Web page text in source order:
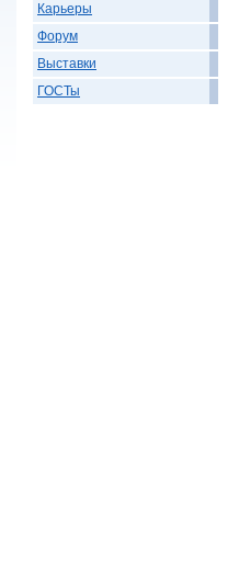
Карьеры
Форум
Выставки
ГОСТы